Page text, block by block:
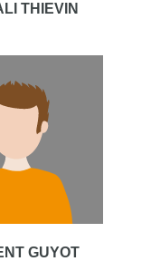
THIEVIN
GUYOT